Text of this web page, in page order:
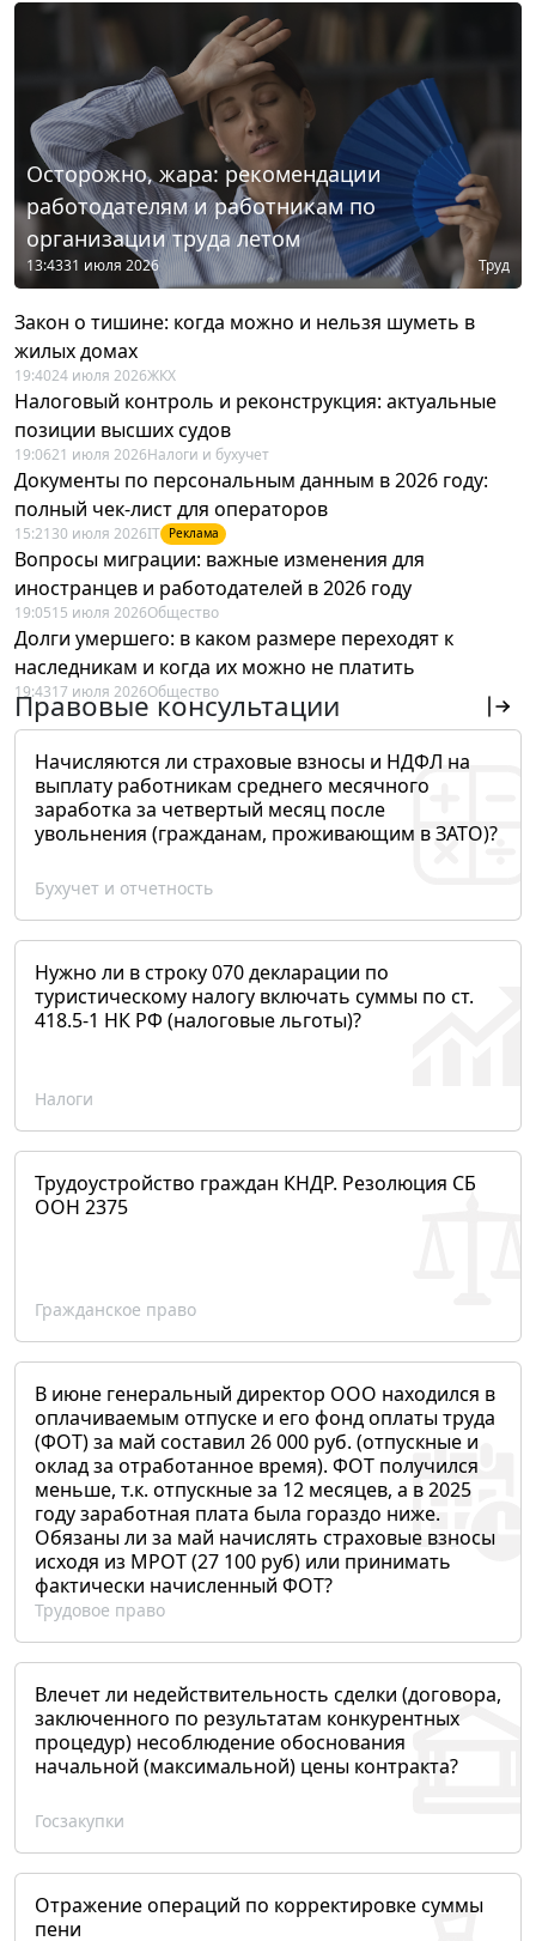
Осторожно, жара: рекомендации
работодателям и работникам по
организации труда летом
13:4331 июля 2026 Труд
Закон о тишине: когда можно и нельзя шуметь в
жилых домах
19:4024 июля 2026ЖКХ
Налоговый контроль и реконструкция: актуальные
позиции высших судов
19:0621 июля 2026Налоги и бухучет
Документы по персональным данным в 2026 году:
полный чек-лист для операторов
15:21 30 июля 2026IT Реклама
Вопросы миграции: важные изменения для
иностранцев и работодателей в 2026 году
19:0515 июля 2026Общество
Долги умершего: в каком размере переходят к
наследникам и когда их можно не платить
19:4317 июля 2026Общество
Правовые консультации
Начисляются ли страховые взносы и НДФЛ на
выплату работникам среднего месячного
заработка за четвертый месяц после
увольнения (гражданам, проживающим в ЗАТО)?
Бухучет и отчетность
Нужно ли в строку 070 декларации по
туристическому налогу включать суммы по ст.
418.5-1 НК РФ (налоговые льготы)?
Налоги
Трудоустройство граждан КНДР. Резолюция СБ
ООН 2375
Гражданское право
В июне генеральный директор ООО находился в
оплачиваемым отпуске и его фонд оплаты труда
(ФОТ) за май составил 26 000 руб. (отпускные и
оклад за отработанное время). ФОТ получился
меньше, т.к. отпускные за 12 месяцев, а в 2025
году заработная плата была гораздо ниже.
Обязаны ли за май начислять страховые взносы
исходя из МРОТ (27 100 руб) или принимать
фактически начисленный ФОТ?
Трудовое право
Влечет ли недействительность сделки (договора,
заключенного по результатам конкурентных
процедур) несоблюдение обоснования
начальной (максимальной) цены контракта?
Госзакупки
Отражение операций по корректировке суммы
пени